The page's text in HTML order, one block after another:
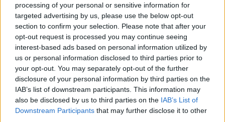
processing of your personal or sensitive information for
targeted advertising by us, please use the below opt-out
section to confirm your selection. Please note that after your
opt-out request is processed you may continue seeing
interest-based ads based on personal information utilized by
us or personal information disclosed to third parties prior to
your opt-out. You may separately opt-out of the further
disclosure of your personal information by third parties on the
IAB’s list of downstream participants. This information may
also be disclosed by us to third parties on the IAB’s List of
Downstream Participants that may further disclose it to other